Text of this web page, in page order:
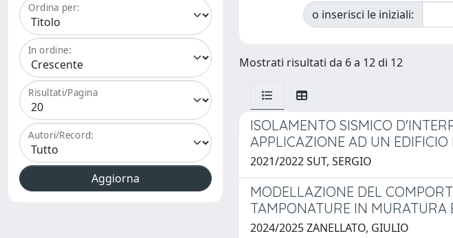
Ordina per:
In ordine:
Risultati/Pagina
Autori/Record:
o inserisci le iniziali:
Mostrati risultati da 6 a 12 di 12
ISOLAMENTO SISMICO
APPLICAZIONE AD UN
2021/2022 SUT, SERGIO
MODELLAZIONE DEL
TAMPONATURE IN MURATURA
2024/2025 ZANELLATO, GIULIO